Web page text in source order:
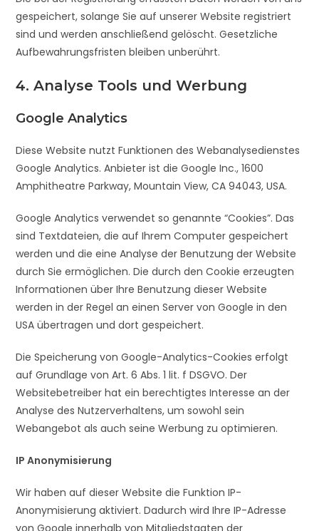
gespeichert, solange Sie auf unserer Website registriert
sind und werden anschließend gelöscht. Gesetzliche
Aufbewahrungsfristen bleiben unberührt.
4. Analyse Tools und Werbung
Google Analytics
Diese Website nutzt Funktionen des Webanalysedienstes
Google Analytics. Anbieter ist die Google Inc., 1600
Amphitheatre Parkway, Mountain View, CA 94043, USA.
Google Analytics verwendet so genannte “Cookies”. Das
sind Textdateien, die auf Ihrem Computer gespeichert
werden und die eine Analyse der Benutzung der Website
durch Sie ermöglichen. Die durch den Cookie erzeugten
Informationen über Ihre Benutzung dieser Website
werden in der Regel an einen Server von Google in den
USA übertragen und dort gespeichert.
Die Speicherung von Google-Analytics-Cookies erfolgt
auf Grundlage von Art. 6 Abs. 1 lit. f DSGVO. Der
Websitebetreiber hat ein berechtigtes Interesse an der
Analyse des Nutzerverhaltens, um sowohl sein
Webangebot als auch seine Werbung zu optimieren.
IP Anonymisierung
Wir haben auf dieser Website die Funktion IP-
Anonymisierung aktiviert. Dadurch wird Ihre IP-Adresse
von Google innerhalb von Mitgliedstaaten der